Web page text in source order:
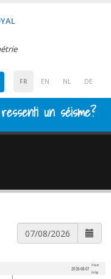
FR EN NL DE
un séisme?
2026-08-07
Heure
belge